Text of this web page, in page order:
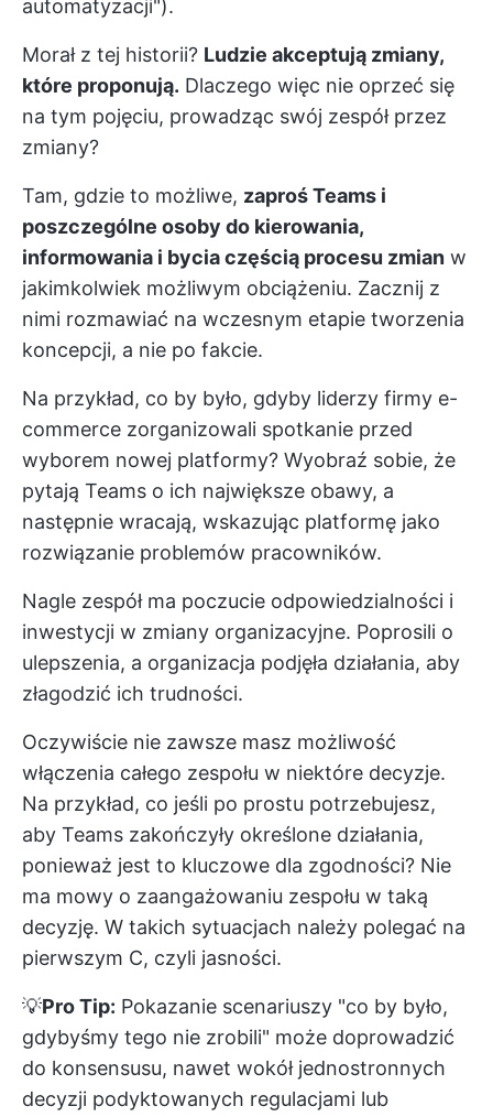
automatyzacji").
Morał z tej historii? Ludzie akceptują zmiany,
które proponują. Dlaczego więc nie oprzeć się
na tym pojęciu, prowadząc swój zespół przez
zmiany?
Tam, gdzie to możliwe, zaproś Teams i
poszczególne osoby do kierowania,
informowania i bycia częścią procesu zmian w
jakimkolwiek możliwym obciążeniu. Zacznij z
nimi rozmawiać na wczesnym etapie tworzenia
koncepcji, a nie po fakcie.
Na przykład, co by było, gdyby liderzy firmy e-
commerce zorganizowali spotkanie przed
wyborem nowej platformy? Wyobraź sobie, że
pytają Teams o ich największe obawy, a
następnie wracają, wskazując platformę jako
rozwiązanie problemów pracowników.
Nagle zespół ma poczucie odpowiedzialności i
inwestycji w zmiany organizacyjne. Poprosili o
ulepszenia, a organizacja podjęła działania, aby
złagodzić ich trudności.
Oczywiście nie zawsze masz możliwość
włączenia całego zespołu w niektóre decyzje.
Na przykład, co jeśli po prostu potrzebujesz,
aby Teams zakończyły określone działania,
ponieważ jest to kluczowe dla zgodności? Nie
ma mowy o zaangażowaniu zespołu w taką
decyzję. W takich sytuacjach należy polegać na
pierwszym C, czyli jasności.
💡Pro Tip: Pokazanie scenariuszy "co by było,
gdybyśmy tego nie zrobili" może doprowadzić
do konsensusu, nawet wokół jednostronnych
decyzji podyktowanych regulacjami lub